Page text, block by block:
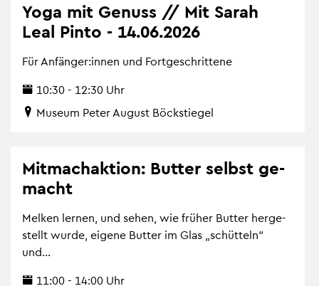
Yoga mit Ge­nuss // Mit Sarah
Leal Pinto - 14.06.2026
Für An­fän­ger:innen und Fort­ge­schrit­te­ne
10:30 - 12:30 Uhr
Mu­se­um Peter Au­gust Böckstie­gel
Mit­mach­ak­ti­on: But­ter selbst ge­
macht
Mel­ken ler­nen, und sehen, wie frü­her But­ter her­ge­
stellt wurde, ei­ge­ne But­ter im Glas „schüt­teln“
und...
11:00 - 14:00 Uhr